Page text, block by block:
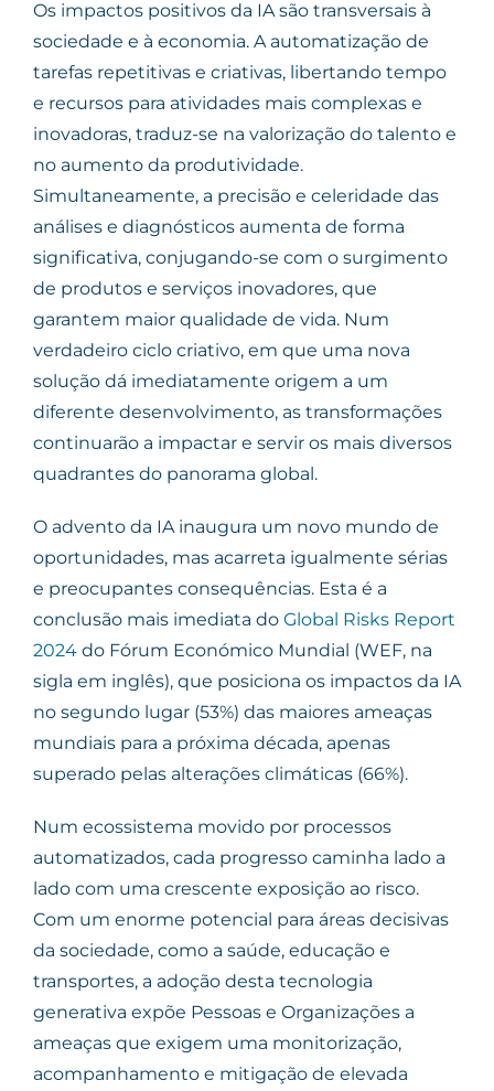
Os impactos positivos da IA são transversais à
sociedade e à economia. A automatização de
tarefas repetitivas e criativas, libertando tempo
e recursos para atividades mais complexas e
inovadoras, traduz-se na valorização do talento e
no aumento da produtividade.
Simultaneamente, a precisão e celeridade das
análises e diagnósticos aumenta de forma
significativa, conjugando-se com o surgimento
de produtos e serviços inovadores, que
garantem maior qualidade de vida. Num
verdadeiro ciclo criativo, em que uma nova
solução dá imediatamente origem a um
diferente desenvolvimento, as transformações
continuarão a impactar e servir os mais diversos
quadrantes do panorama global.
O advento da IA inaugura um novo mundo de
oportunidades, mas acarreta igualmente sérias
e preocupantes consequências. Esta é a
conclusão mais imediata do Global Risks Report
2024do Fórum Económico Mundial (WEF, na
sigla em inglês), que posiciona os impactos da IA
no segundo lugar (53%) das maiores ameaças
mundiais para a próxima década, apenas
superado pelas alterações climáticas (66%).
Num ecossistema movido por processos
automatizados, cada progresso caminha lado a
lado com uma crescente exposição ao risco.
Com um enorme potencial para áreas decisivas
da sociedade, como a saúde, educação e
transportes, a adoção desta tecnologia
generativa expõe Pessoas e Organizações a
ameaças que exigem uma monitorização,
acompanhamento e mitigação de elevada